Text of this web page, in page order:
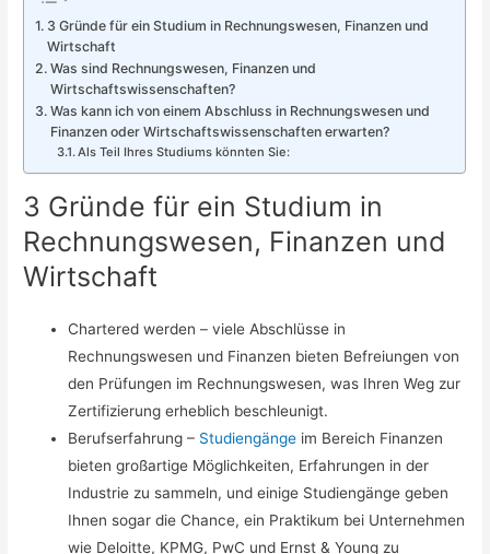
3 Gründe für ein Studium in Rechnungswesen, Finanzen und
Wirtschaft
Was sind Rechnungswesen, Finanzen und
Wirtschaftswissenschaften?
Was kann ich von einem Abschluss in Rechnungswesen und
Finanzen oder Wirtschaftswissenschaften erwarten?
Als Teil Ihres Studiums könnten Sie:
3 Gründe für ein Studium in
Rechnungswesen, Finanzen und
Wirtschaft
Chartered werden – viele Abschlüsse in
Rechnungswesen und Finanzen bieten Befreiungen von
den Prüfungen im Rechnungswesen, was Ihren Weg zur
Zertifizierung erheblich beschleunigt.
Berufserfahrung – Studiengänge im Bereich Finanzen
bieten großartige Möglichkeiten, Erfahrungen in der
Industrie zu sammeln, und einige Studiengänge geben
Ihnen sogar die Chance, ein Praktikum bei Unternehmen
wie Deloitte, KPMG, PwC und Ernst & Young zu